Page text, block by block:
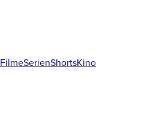
FilmeSerienShortsKino